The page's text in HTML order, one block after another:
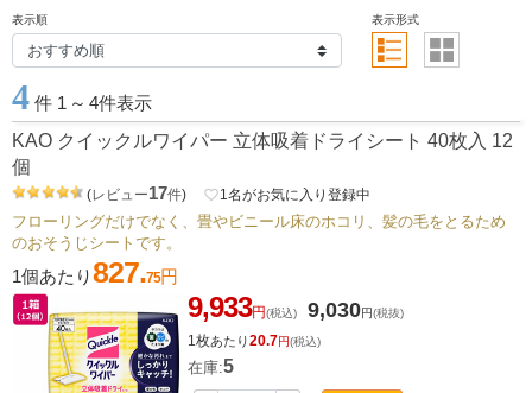
表示順 表示形式
4 件 1 ～ 4件表示
KAO クイックルワイパー 立体吸着ドライシート 40枚入 12
個
(レビュー17件) favorite_border1 名がお気に入り登録中
フローリングだけでなく、畳やビニール床のホコリ、髪の毛をとるため
のおそうじシートです。
1個あたり827.75円
9,933円(税込) 9,030円(税抜)
1枚あたり20.7円(税込)
在庫:5